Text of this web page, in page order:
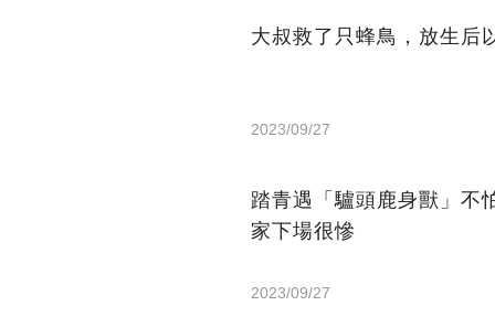
大叔救了只蜂鳥，放生
2023/09/27
踏青遇「驢頭鹿身獸」不
家下場很慘
2023/09/27